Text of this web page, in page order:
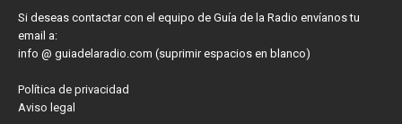
Si deseas contactar con el equipo de Guía de la Radio envíanos tu
email a:
info @ guiadelaradio.com (suprimir espacios en blanco)
Política de privacidad
Aviso legal